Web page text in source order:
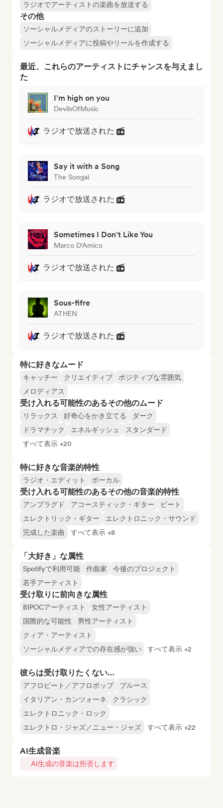
ラジオでアーティストの楽曲を放送する
その他
ソーシャルメディアのストーリーに追加
ソーシャルメディアに投稿やリールを作成する
最近、これらのアーティストにチャンスを与えまし
た
I'm high on you
DevilsOfMusic
ラジオで放送された
Say it with a Song
The Songai
ラジオで放送された
Sometimes I Don't Like You
Marco D'Amico
ラジオで放送された
Sous-fifre
ATHEN
ラジオで放送された
特に好きなムード
キャッチー クリエイティブ
ポジティブな雰囲気
メロディアス
受け入れる可能性のあるその他のムード
リラックス 好奇心をかき立てる
ダーク
ドラマチック
エネルギッシュ
スタンダード
すべて表示 +20
特に好きな音楽的特性
ラジオ・エディット ボーカル
受け入れる可能性のあるその他の音楽的特性
アンプラグド アコースティック・ギター
ビート
エレクトリック・ギター
エレクトロニック・サウンド
完成した楽曲
すべて表示 +8
「大好き」な属性
Spotifyで利用可能 作曲家
今後のプロジェクト
若手アーティスト
受け取りに前向きな属性
BIPOCアーティスト
女性アーティスト
国際的な可能性
男性アーティスト
クィア・アーティスト
ソーシャルメディアでの存在感が強い
すべて表示 +2
彼らは受け取りたくない…
アフロビート／アフロポップ
ブルース
イタリアン・カンツォーネ
クラシック
エレクトロニック・ロック
エレクトロ・ジャズ／ニュー・ジャズ
すべて表示 +22
AI生成音楽
AI生成の音楽は拒否します